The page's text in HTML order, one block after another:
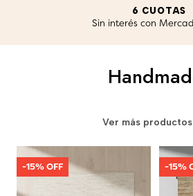
ENVÍOS
Gratis desde
Ver más productos
-15% OFF -15%